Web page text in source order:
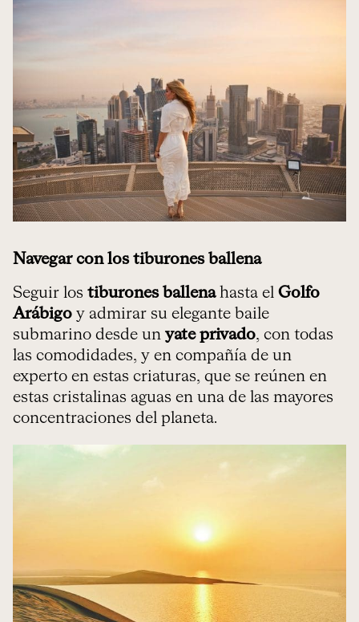
Navegar con los tiburones ballena
Seguir los tiburones ballenahasta el Golfo
Arábigo y admirar su elegante baile
submarino desde un yate privado, con todas
las comodidades, y en compañía de un
experto en estas criaturas, que se reúnen en
estas cristalinas aguas en una de las mayores
concentraciones del planeta.